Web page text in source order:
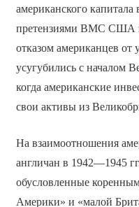
американского
претензиями ВМС США
отказом американцев
усугубились с началом
когда американские
свои активы из
На взаимоотношения
англичан в 1942—1945
обусловленные
Америки» и «малой